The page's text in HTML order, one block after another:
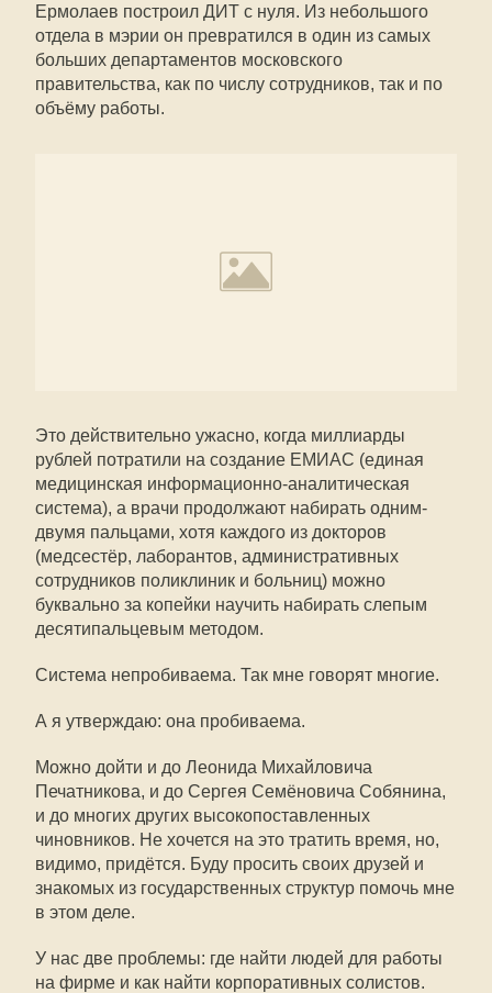
Ермолаев построил ДИТ с нуля. Из небольшого
отдела в мэрии он превратился в один из самых
больших департаментов московского
правительства, как по числу сотрудников, так и по
объёму работы.
Это действительно ужасно, когда миллиарды
рублей потратили на создание ЕМИАС (единая
медицинская информационно-аналитическая
система), а врачи продолжают набирать одним-
двумя пальцами, хотя каждого из докторов
(медсестёр, лаборантов, административных
сотрудников поликлиник и больниц) можно
буквально за копейки научить набирать слепым
десятипальцевым методом.
Система непробиваема. Так мне говорят многие.
А я утверждаю: она пробиваема.
Можно дойти и до Леонида Михайловича
Печатникова, и до Сергея Семёновича Собянина,
и до многих других высокопоставленных
чиновников. Не хочется на это тратить время, но,
видимо, придётся. Буду просить своих друзей и
знакомых из государственных структур помочь мне
в этом деле.
У нас две проблемы: где найти людей для работы
на фирме и как найти корпоративных солистов.